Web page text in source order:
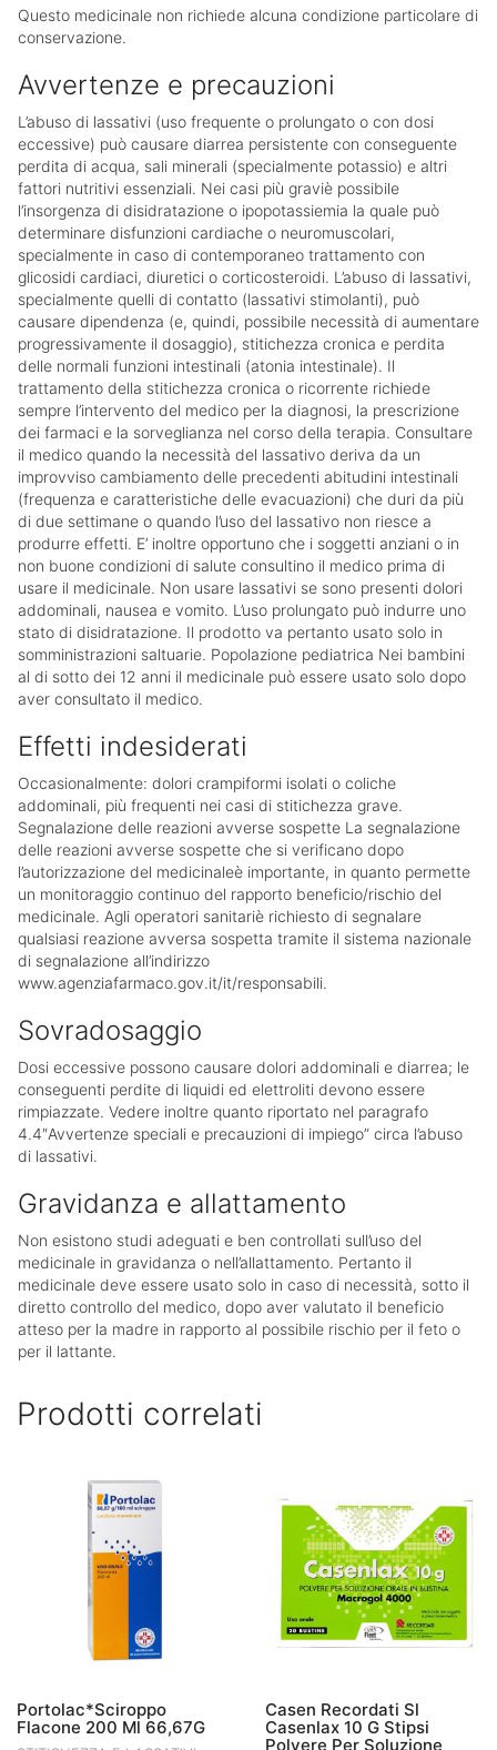
Questo medicinale non richiede alcuna condizione particolare di
conservazione.
Avvertenze e precauzioni
L’abuso di lassativi (uso frequente o prolungato o con dosi
eccessive) può causare diarrea persistente con conseguente
perdita di acqua, sali minerali (specialmente potassio) e altri
fattori nutritivi essenziali. Nei casi più graviè possibile
l’insorgenza di disidratazione o ipopotassiemia la quale può
determinare disfunzioni cardiache o neuromuscolari,
specialmente in caso di contemporaneo trattamento con
glicosidi cardiaci, diuretici o corticosteroidi. L’abuso di lassativi,
specialmente quelli di contatto (lassativi stimolanti), può
causare dipendenza (e, quindi, possibile necessità di aumentare
progressivamente il dosaggio), stitichezza cronica e perdita
delle normali funzioni intestinali (atonia intestinale). Il
trattamento della stitichezza cronica o ricorrente richiede
sempre l’intervento del medico per la diagnosi, la prescrizione
dei farmaci e la sorveglianza nel corso della terapia. Consultare
il medico quando la necessità del lassativo deriva da un
improvviso cambiamento delle precedenti abitudini intestinali
(frequenza e caratteristiche delle evacuazioni) che duri da più
di due settimane o quando l’uso del lassativo non riesce a
produrre effetti. E’ inoltre opportuno che i soggetti anziani o in
non buone condizioni di salute consultino il medico prima di
usare il medicinale. Non usare lassativi se sono presenti dolori
addominali, nausea e vomito. L’uso prolungato può indurre uno
stato di disidratazione. Il prodotto va pertanto usato solo in
somministrazioni saltuarie. Popolazione pediatrica Nei bambini
al di sotto dei 12 anni il medicinale può essere usato solo dopo
aver consultato il medico.
Effetti indesiderati
Occasionalmente: dolori crampiformi isolati o coliche
addominali, più frequenti nei casi di stitichezza grave.
Segnalazione delle reazioni avverse sospette La segnalazione
delle reazioni avverse sospette che si verificano dopo
l’autorizzazione del medicinaleè importante, in quanto permette
un monitoraggio continuo del rapporto beneficio/rischio del
medicinale. Agli operatori sanitariè richiesto di segnalare
qualsiasi reazione avversa sospetta tramite il sistema nazionale
di segnalazione all’indirizzo
www.agenziafarmaco.gov.it/it/responsabili.
Sovradosaggio
Dosi eccessive possono causare dolori addominali e diarrea; le
conseguenti perdite di liquidi ed elettroliti devono essere
rimpiazzate. Vedere inoltre quanto riportato nel paragrafo
4.4″Avvertenze speciali e precauzioni di impiego” circa l’abuso
di lassativi.
Gravidanza e allattamento
Non esistono studi adeguati e ben controllati sull’uso del
medicinale in gravidanza o nell’allattamento. Pertanto il
medicinale deve essere usato solo in caso di necessità, sotto il
diretto controllo del medico, dopo aver valutato il beneficio
atteso per la madre in rapporto al possibile rischio per il feto o
per il lattante.
Prodotti correlati
Portolac*Sciroppo
Flacone 200 Ml 66,67G
Casen Recordati Sl
Casenlax 10 G Stipsi
Polvere Per Soluzione